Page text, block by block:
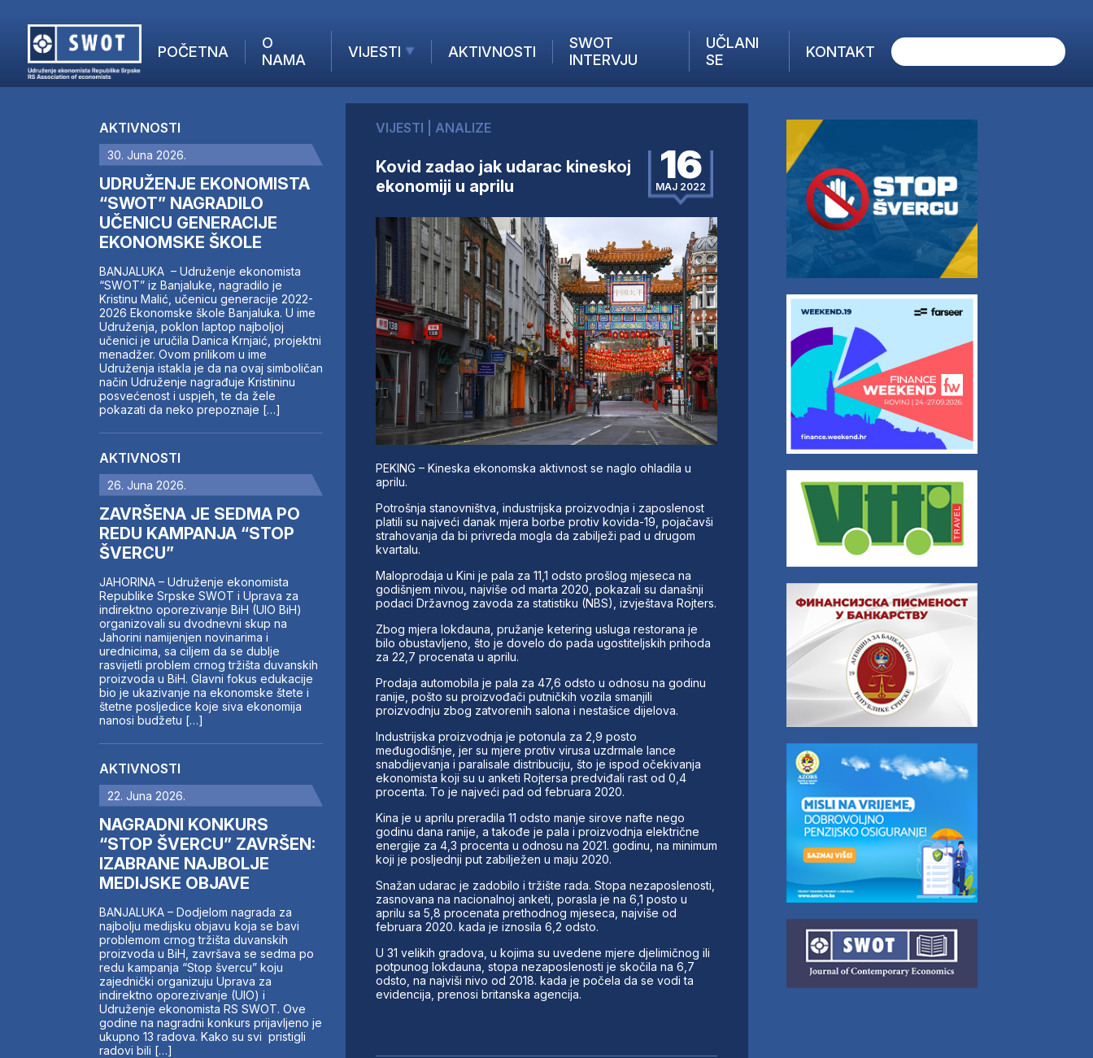
POČETNA
O
NAMA
VIJESTI
AKTUELNO
KOMPANIJE
FINANSIJE
IZ STRANIH MEDIJA
AKTIVNOSTI
SWOT
INTERVJU
UČLANI
SE
KONTAKT
AKTUELNO
ANALIZE
KOMPANIJE
FINANSIJE
IZ STRANIH MEDIJA
AKTIVNOSTI
SWOT INTERVJU
UČLANI SE
KONTAKT
AKTIVNOSTI
30. Juna 2026.
UDRUŽENJE EKONOMISTA
“SWOT” NAGRADILO
UČENICU GENERACIJE
EKONOMSKE ŠKOLE
BANJALUKA – Udruženje ekonomista
“SWOT” iz Banjaluke, nagradilo je
Kristinu Malić, učenicu generacije 2022-
2026 Ekonomske škole Banjaluka. U ime
Udruženja, poklon laptop najboljoj
učenici je uručila Danica Krnjaić, projektni
menadžer. Ovom prilikom u ime
Udruženja istakla je da na ovaj simboličan
način Udruženje nagrađuje Kristininu
posvećenost i uspjeh, te da žele
pokazati da neko prepoznaje […]
AKTIVNOSTI
26. Juna 2026.
ZAVRŠENA JE SEDMA PO
REDU KAMPANJA “STOP
ŠVERCU”
JAHORINA – Udruženje ekonomista
Republike Srpske SWOT i Uprava za
indirektno oporezivanje BiH (UIO BiH)
organizovali su dvodnevni skup na
Jahorini namijenjen novinarima i
urednicima, sa ciljem da se dublje
rasvijetli problem crnog tržišta duvanskih
proizvoda u BiH. Glavni fokus edukacije
bio je ukazivanje na ekonomske štete i
štetne posljedice koje siva ekonomija
nanosi budžetu […]
AKTIVNOSTI
22. Juna 2026.
NAGRADNI KONKURS
“STOP ŠVERCU” ZAVRŠEN:
IZABRANE NAJBOLJE
MEDIJSKE OBJAVE
BANJALUKA – Dodjelom nagrada za
najbolju medijsku objavu koja se bavi
problemom crnog tržišta duvanskih
proizvoda u BiH, završava se sedma po
redu kampanja “Stop švercu” koju
zajednički organizuju Uprava za
indirektno oporezivanje (UIO) i
Udruženje ekonomista RS SWOT. Ove
godine na nagradni konkurs prijavljeno je
ukupno 13 radova. Kako su svi pristigli
radovi bili […]
VIJESTI ANALIZE
Kovid zadao jak udarac kineskoj
ekonomiji u aprilu
16
MAJ 2022
PEKING – Kineska ekonomska aktivnost se naglo ohladila u
aprilu.
Potrošnja stanovništva, industrijska proizvodnja i zaposlenost
platili su najveći danak mjera borbe protiv kovida-19, pojačavši
strahovanja da bi privreda mogla da zabilježi pad u drugom
kvartalu.
Maloprodaja u Kini je pala za 11,1 odsto prošlog mjeseca na
godišnjem nivou, najviše od marta 2020, pokazali su današnji
podaci Državnog zavoda za statistiku (NBS), izvještava Rojters.
Zbog mjera lokdauna, pružanje ketering usluga restorana je
bilo obustavljeno, što je dovelo do pada ugostiteljskih prihoda
za 22,7 procenata u aprilu.
Prodaja automobila je pala za 47,6 odsto u odnosu na godinu
ranije, pošto su proizvođači putničkih vozila smanjili
proizvodnju zbog zatvorenih salona i nestašice dijelova.
Industrijska proizvodnja je potonula za 2,9 posto
međugodišnje, jer su mjere protiv virusa uzdrmale lance
snabdijevanja i paralisale distribuciju, što je ispod očekivanja
ekonomista koji su u anketi Rojtersa predviđali rast od 0,4
procenta. To je najveći pad od februara 2020.
Kina je u aprilu preradila 11 odsto manje sirove nafte nego
godinu dana ranije, a takođe je pala i proizvodnja električne
energije za 4,3 procenta u odnosu na 2021. godinu, na minimum
koji je posljednji put zabilježen u maju 2020.
Snažan udarac je zadobilo i tržište rada. Stopa nezaposlenosti,
zasnovana na nacionalnoj anketi, porasla je na 6,1 posto u
aprilu sa 5,8 procenata prethodnog mjeseca, najviše od
februara 2020. kada je iznosila 6,2 odsto.
U 31 velikih gradova, u kojima su uvedene mjere djelimičnog ili
potpunog lokdauna, stopa nezaposlenosti je skočila na 6,7
odsto, na najviši nivo od 2018. kada je počela da se vodi ta
evidencija, prenosi britanska agencija.